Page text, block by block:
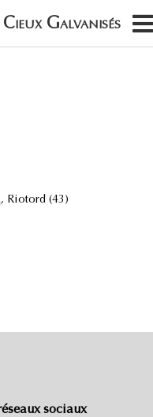
, Riotord (43)
sociaux